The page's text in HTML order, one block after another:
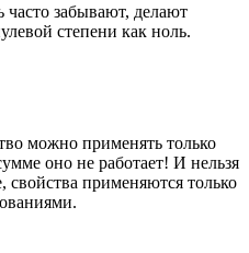
часто забывают, делают
степени как ноль.
можно применять только
оно не работает! И нельзя
свойства применяются только